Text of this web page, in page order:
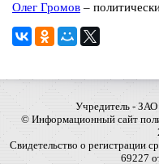
Олег Громов –
Учредитель - ЗАО
© Информационный сайт
Свидетельство о регистрации
69227